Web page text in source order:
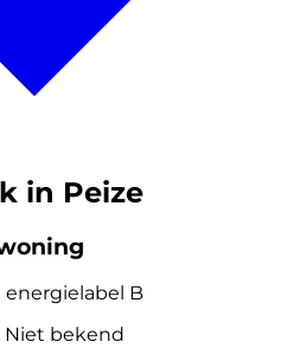
in Peize
B
Niet bekend